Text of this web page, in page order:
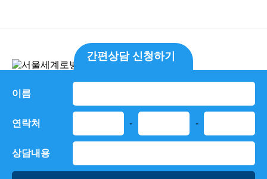
병원소개
주소 : 서울 송파구 위례서로 248 5~12층
대표전화 : 1670-9111
사업자등록번호 : 367-97-01218
간편상담 신청하기
이름
연락처 - -
상담내용